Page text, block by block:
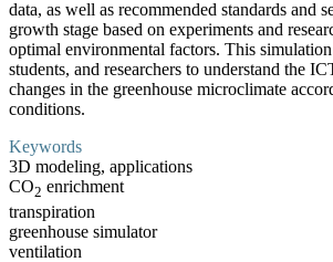
data, as well as recommended standards and
growth stage based on experiments and
optimal environmental factors. This
students, and researchers to understand the
changes in the greenhouse microclimate
conditions.
Keywords
3D modeling, applications
CO2 enrichment
transpiration
greenhouse simulator
ventilation